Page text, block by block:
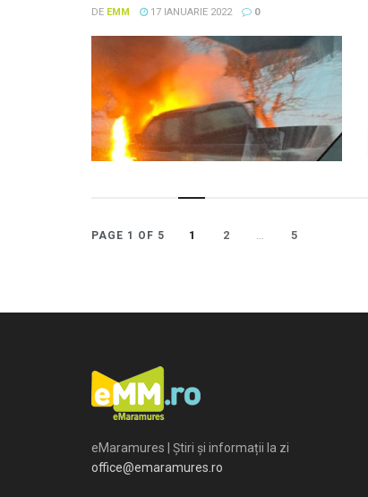
DE EMM 17 IANUARIE 2022 0
PAGE 1 OF 5 1 2 … 5
eMaramures | Știri și informații la zi
office@emaramures.ro